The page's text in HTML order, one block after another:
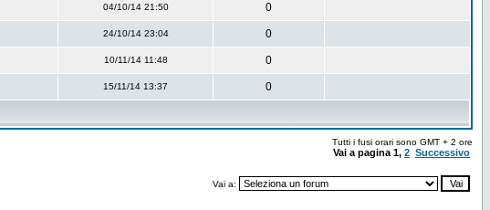
04/10/14 21:50 0
24/10/14 23:04 0
10/11/14 11:48 0
15/11/14 13:37 0
Tutti i fusi orari sono GMT + 2 ore
Vai a pagina 1, 2 Successivo
Vai a: